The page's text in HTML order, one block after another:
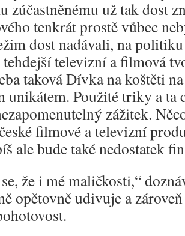
zúčastněnému už tak dost
tenkrát prostě vůbec
dost nadávali, na
tehdejší televizní a filmová
taková Dívka na koštěti
unikátem. Použité triky a ta
zážitek.
filmové a televizní
ale bude také nedostatek
že i mé maličkosti,“
opětovně udivuje a